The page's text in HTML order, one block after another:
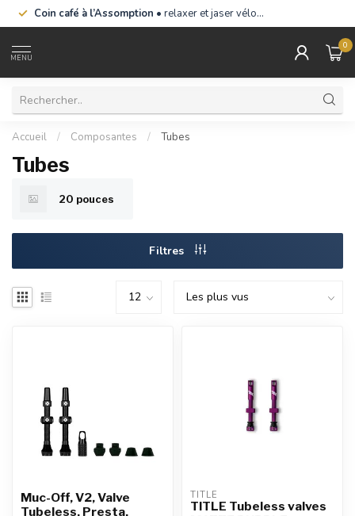
Coin café à l’Assomption • relaxer et jaser vélo…
MENU
0
Accueil / Composantes / Tubes
Tubes
20 pouces
Filtres
Muc-Off, V2, Valve
Tubeless, Presta,
TITLE
TITLE Tubeless valves